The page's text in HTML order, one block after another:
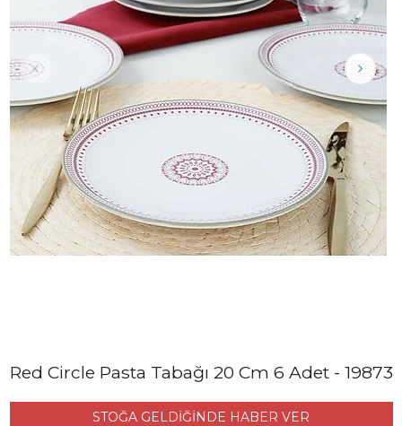
Red Circle Pasta Tabağı 20 Cm 6 Adet - 19873
STOĞA GELDİĞİNDE HABER VER